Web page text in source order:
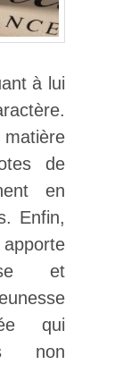
à lui
de
en
Enfin,
et
qui
non